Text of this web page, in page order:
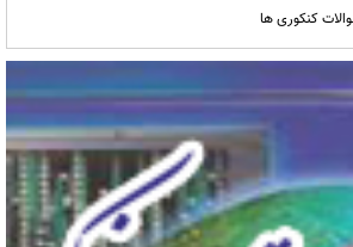
کنکوری ها